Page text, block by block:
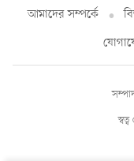
আমাদের সম্পর্কে